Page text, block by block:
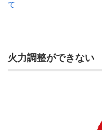
て
火力調整ができない